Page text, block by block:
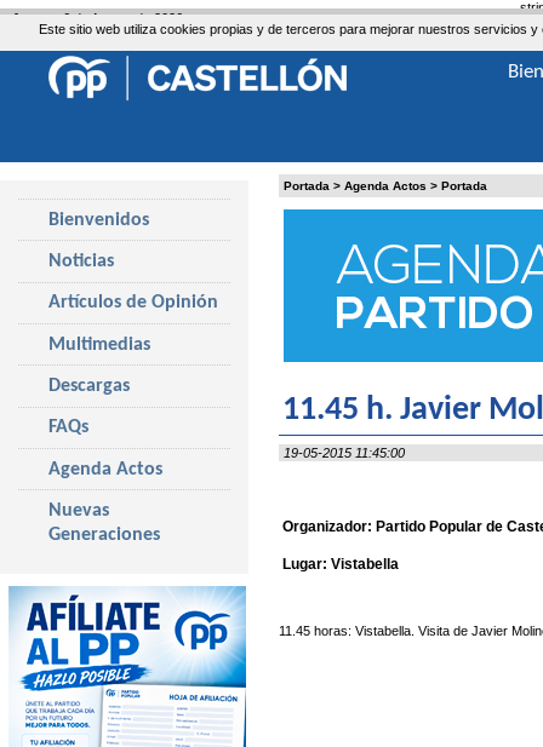
Este sitio web utiliza cookies propias y de terceros para mejorar nuestros servicios
Portada > Agenda Actos > Portada
11.45 h. Javier
19-05-2015 11:45:00
Organizador: Partido Popular de
Lugar: Vistabella
11.45 horas: Vistabella. Visita de Javier
Bienvenidos
Noticias
Artículos de Opinión
Multimedias
Descargas
FAQs
Agenda Actos
Nuevas
Generaciones
Jueves, 6 de Agosto de 2026